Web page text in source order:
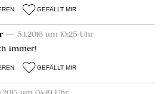
GEFÄLLT MIR
— 5.1.2016 um 10:25 Uhr
immer!
GEFÄLLT MIR